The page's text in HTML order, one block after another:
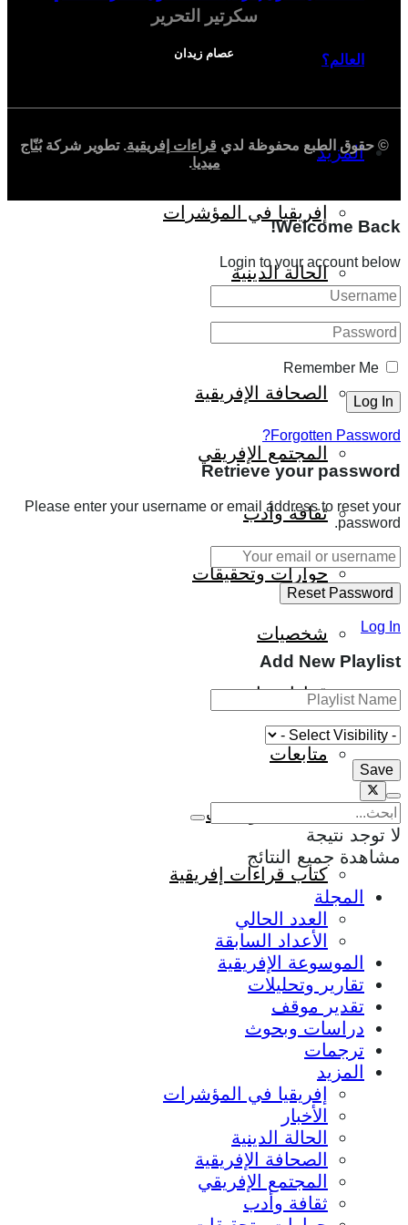
العالم؟
المزيد
إفريقيا في المؤشرات
الحالة الدينية
الصحافة الإفريقية
المجتمع الإفريقي
ثقافة وأدب
حوارات وتحقيقات
شخصيات
قراءات تاريخية
متابعات
منظمات وهيئات
كتاب قراءات إفريقية
سكرتير التحرير
عصام زيدان
© حقوق الطبع محفوظة لدي قراءات إفريقية. تطوير شركةبُنّاج
ميديا.
Welcome Back!
Login to your account below
Remember Me
Forgotten Password?
Retrieve your password
Please enter your username or email address to reset your
password.
Log In
Add New Playlist
لا توجد نتيجة
مشاهدة جميع النتائج
المجلة
العدد الحالي
الأعداد السابقة
الموسوعة الإفريقية
تقارير وتحليلات
تقدير موقف
دراسات وبحوث
ترجمات
المزيد
إفريقيا في المؤشرات
الأخبار
الحالة الدينية
الصحافة الإفريقية
المجتمع الإفريقي
ثقافة وأدب